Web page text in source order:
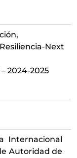
Next
2024-2025
Internacional
Autoridad de